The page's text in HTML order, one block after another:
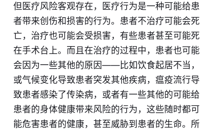
但医疗风险客观存在，医疗行为是一种可能给患
者带来创伤和损害的行为。患者不治疗可能会死
亡，治疗也可能会受损害，有些患者甚至可能死
在手术台上。而且在治疗的过程中，患者也可能
会因为一些其他的原因——比如饮食起居不当，
或气候变化导致患者突发其他疾病，瘟疫流行导
致患者感染了传染病，或者有一些其他的可能给
患者的身体健康带来风险的行为，这些随时都可
能危害患者的健康，甚至威胁到患者的生命。所